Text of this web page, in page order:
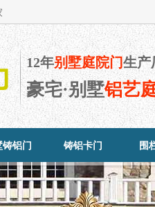
12年别墅庭院门生产
豪宅·别墅铝艺
铝门 铸铝卡门 围